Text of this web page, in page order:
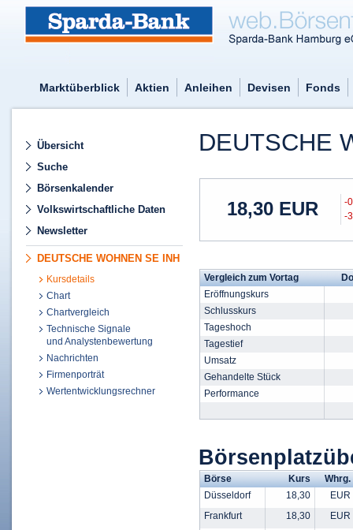
Marktüberblick Aktien Anleihen Devisen Fonds
Übersicht
Suche
Börsenkalender
Volkswirtschaftliche Daten
Newsletter
DEUTSCHE WOHNEN SE INH
Kursdetails
Chart
Chartvergleich
Technische Signale
und Analystenbewertung
Nachrichten
Firmenporträt
Wertentwicklungsrechner
DEUTSCHE
18,30 EUR
-
-
Vergleich zum Vortag
Eröffnungskurs
Schlusskurs
Tageshoch
Tagestief
Umsatz
Gehandelte Stück
Performance
Börse Kurs
Whrg.
Düsseldorf
18,30
EUR
Frankfurt
18,30
EUR